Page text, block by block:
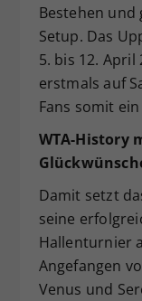
Bestehen
Setup. Das
5. bis 12. April
erstmals auf
Fans somit
WTA-History
Damit setzt
seine
Hallenturnier
Angefangen
Venus und